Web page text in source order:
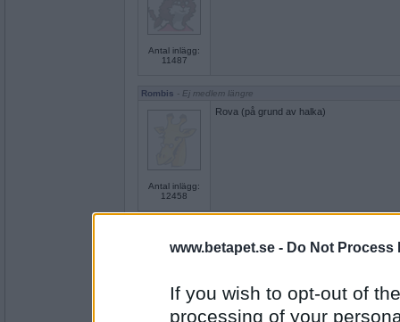
www.betapet.se - Do Not Process
If you wish to opt-out of
processing of your
Antal inlägg:
11487
Rombis - Ej medlem längre
Antal inlägg:
12458
Rova (på grund av halka)
Antal inlägg:
Värmeljus